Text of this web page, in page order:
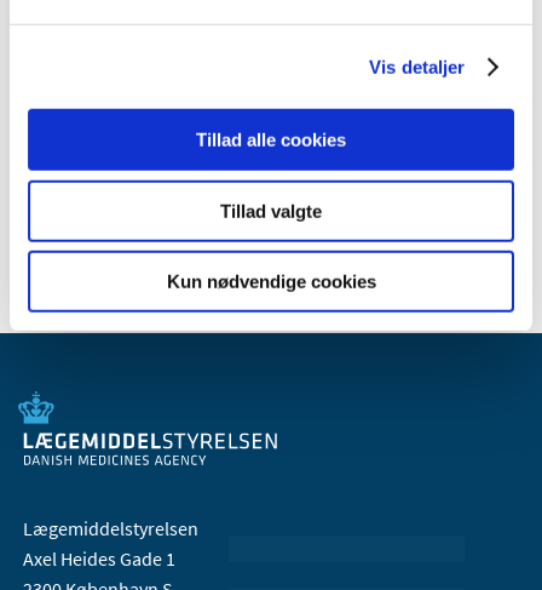
Vis detaljer
Tillad alle cookies
Tillad valgte
Kun nødvendige cookies
2012 (7)
Lægemiddelstyrelsen
Axel Heides Gade 1